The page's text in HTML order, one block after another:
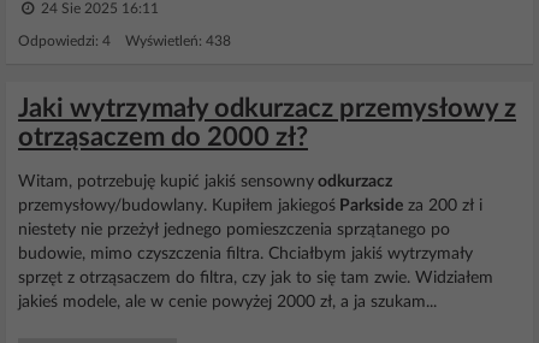
24 Sie 2025 16:11
Odpowiedzi: 4 Wyświetleń: 438
Jaki wytrzymały odkurzacz przemysłowy z
otrząsaczem do 2000 zł?
Witam, potrzebuję kupić jakiś sensowny odkurzacz
przemysłowy/budowlany. Kupiłem jakiegoś Parkside za 200 zł i
niestety nie przeżył jednego pomieszczenia sprzątanego po
budowie, mimo czyszczenia filtra. Chciałbym jakiś wytrzymały
sprzęt z otrząsaczem do filtra, czy jak to się tam zwie. Widziałem
jakieś modele, ale w cenie powyżej 2000 zł, a ja szukam...